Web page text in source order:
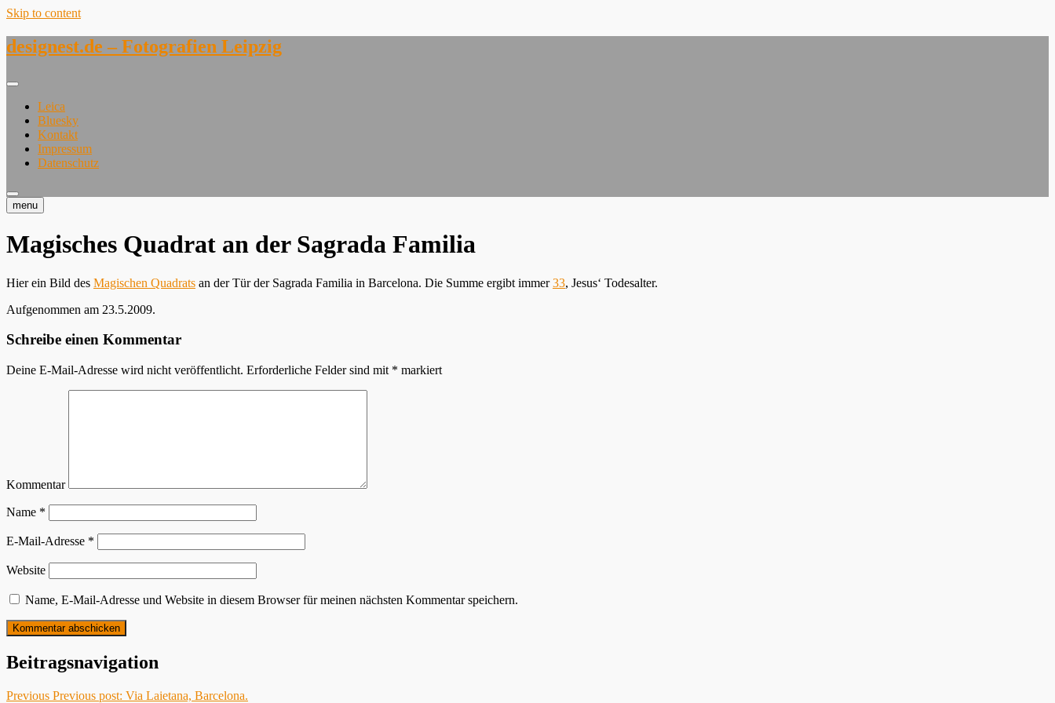
Skip to content
designest.de – Fotografien Leipzig
Leica
Bluesky
Kontakt
Impressum
Datenschutz
menu
Magisches Quadrat an der Sagrada Familia
Hier ein Bild des Magischen Quadrats an der Tür der Sagrada Familia in Barcelona. Die Summe ergibt immer33, Jesus‘ Todesalter.
Aufgenommen am 23.5.2009.
Schreibe einen Kommentar
Deine E-Mail-Adresse wird nicht veröffentlicht. Erforderliche Felder sind mit * markiert
Kommentar
Name *
E-Mail-Adresse *
Website
Name, E-Mail-Adresse und Website in diesem Browser für meinen nächsten Kommentar speichern.
Beitragsnavigation
Previous Previous post: Via Laietana, Barcelona.